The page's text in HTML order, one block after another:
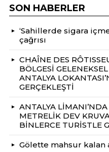
SON HABERLER
‘Sahillerde sigara
çağrısı
CHAÎNE DES
BÖLGESİ
ANTALYA
GERÇEKLEŞTİ
ANTALYA
METRELİK DEV
BİNLERCE TURİSTLE
Gölette mahsur kalan